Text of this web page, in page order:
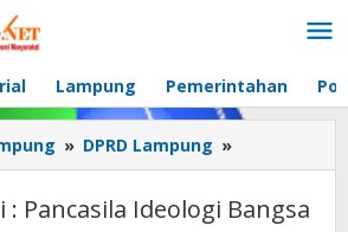
Lampung Pemerintahan
» DPRD Lampung »
Basri
Pancasila
Pancasila Ideologi Bangsa